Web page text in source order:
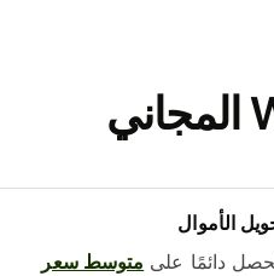
نزّل تطبيق Wise المجاني
الأموال
دائمًا علىمتوسط ​​سعر